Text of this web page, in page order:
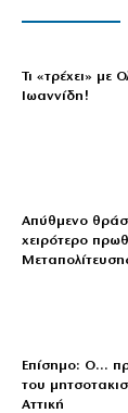
Τι «τρέχει» με
Ιωαννίδη!
Απύθμενο
χειρότερο
Επίσημο: Ο…
του
Αττική